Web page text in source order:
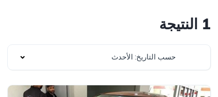
1 النتيجة
حسب التاريخ: الأحدث